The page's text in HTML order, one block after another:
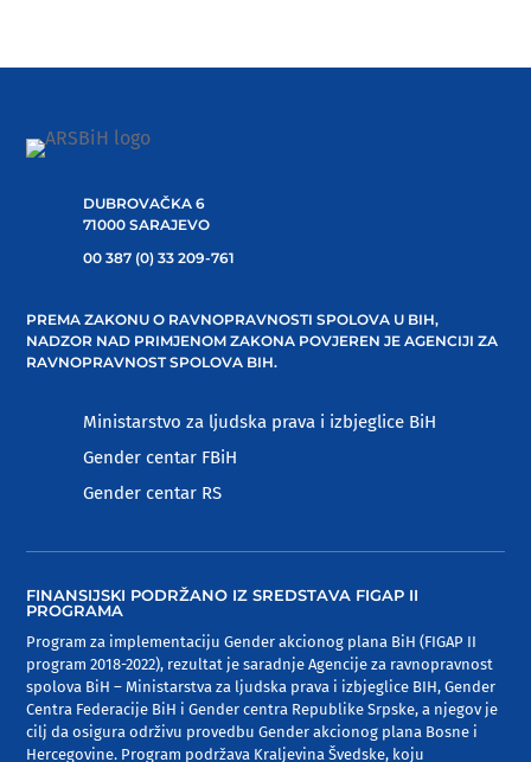
DUBROVAČKA 6
71000 SARAJEVO
00 387 (0) 33 209-761
PREMA ZAKONU O RAVNOPRAVNOSTI SPOLOVA U BIH,
NADZOR NAD PRIMJENOM ZAKONA POVJEREN JE AGENCIJI ZA
RAVNOPRAVNOST SPOLOVA BIH.
Ministarstvo za ljudska prava i izbjeglice BiH
Gender centar FBiH
Gender centar RS
FINANSIJSKI PODRŽANO IZ SREDSTAVA FIGAP II
PROGRAMA
Program za implementaciju Gender akcionog plana BiH (FIGAP II
program 2018-2022), rezultat je saradnje Agencije za ravnopravnost
spolova BiH – Ministarstva za ljudska prava i izbjeglice BIH, Gender
Centra Federacije BiH i Gender centra Republike Srpske, a njegov je
cilj da osigura održivu provedbu Gender akcionog plana Bosne i
Hercegovine. Program podržava Kraljevina Švedske, koju